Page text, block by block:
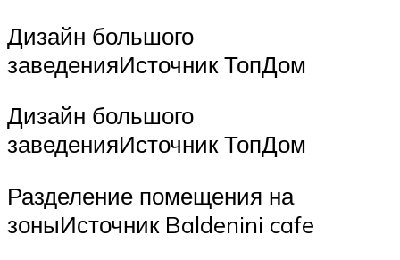
Дизайн большого
заведенияИсточник ТопДом
Дизайн большого
заведенияИсточник ТопДом
Разделение помещения на
зоныИсточник Baldenini cafe